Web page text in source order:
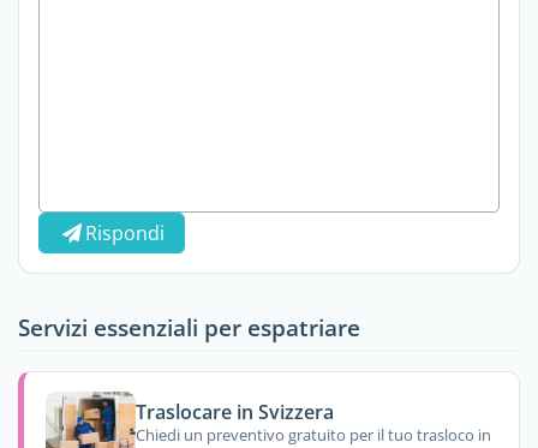
Rispondi
Servizi essenziali per espatriare
Traslocare in Svizzera
Chiedi un preventivo gratuito per il tuo trasloco in